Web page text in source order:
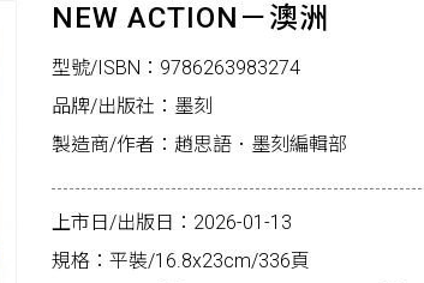
NEW ACTION－澳洲
型號/ISBN：9786263983274
品牌/出版社：墨刻
製造商/作者：趙思語．墨刻編輯部
上市日/出版日：2026-01-13
規格：平裝/16.8x23cm/336頁